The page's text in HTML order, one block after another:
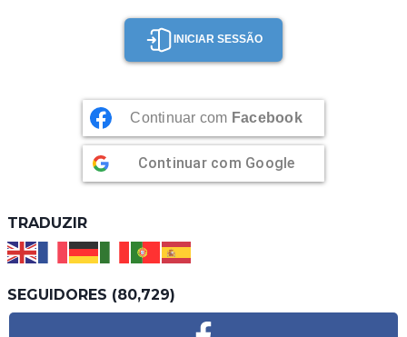
INICIAR SESSÃO
Continuar com Facebook
Continuar com Google
TRADUZIR
SEGUIDORES (80,729)